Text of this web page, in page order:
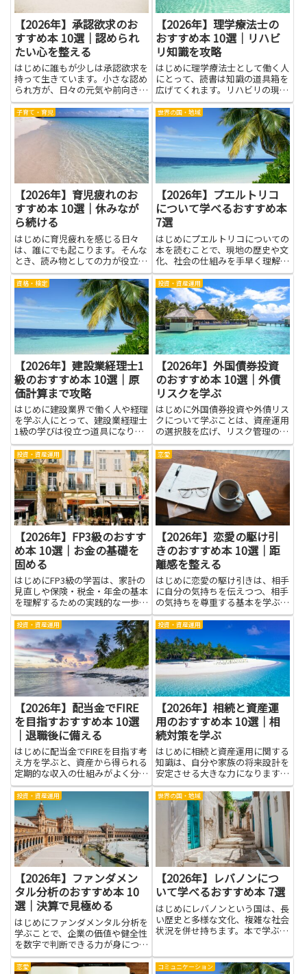
【2026年】承認欲求のお
すすめ本 10選｜認められ
たい心を整える
はじめに誰もが少しは承認欲求を
持って生きています。小さな認め
られ方が、日々の元気や前向きさ
を支え、困ったときの糧にもなり
ます。しかし行き過ぎると、他人
の評価に振り回され心が疲れるこ
とも。そんなとき役立つのが、や
さしく分かりやすい言葉で書か
【2026年】理学療法士の
おすすめ本 10選｜リハビ
リ知識を攻略
はじめに理学療法士として働く人
にとって、読書は知識の道具箱を
広げてくれます。リハビリの現場
では、患者さん一人ひとりの体の
動きや痛みの原因を理解する力が
大切です。本を読むと、長く使え
る基本の考え方や、実際の臨床に
役立つヒントを身につけられま
す...
子育て・育児
【2026年】育児疲れのお
すすめ本 10選｜休みなが
ら続ける
はじめに育児疲れを感じる日々
は、誰にでも起こります。そんな
とき、読み物としての力が役立つ
ことがあります。本を手にとる
と、同じ経験をしている人の気持
ちに寄り添えるし、気分の切り替
え方や少しの工夫を見つけやすく
なります。疲れを無理に押し返す
ので...
世界の国・地域
【2026年】プエルトリコ
について学べるおすすめ本
7選
はじめにプエルトリコについての
本を読むことで、現地の歴史や文
化、社会の仕組みを手早く理解で
きます。旅行前の予習として役立
つだけでなく、音楽や料理、言語
といった日常文化の背景を知るこ
とで現地の人との会話が深まりま
す。政治や経済の基礎を学べ
ば、...
資格・検定
【2026年】建設業経理士1
級のおすすめ本 10選｜原
価計算まで攻略
はじめに建設業界で働く人や経理
を学ぶ人にとって、建設業経理士
1級の学びは役立つ道具になりま
す。原価計算まで攻略する知識
は、予算と実際の工事費をつなぐ
橋のように働きます。この記事
は、資格を目指す人が勉強の計画
を立てやすくするためのヒント
と、学...
投資・資産運用
【2026年】外国債券投資
のおすすめ本 10選｜外債
リスクを学ぶ
はじめに外国債券投資や外債リス
クについて学ぶことは、資産運用
の選択肢を広げ、リスク管理の力
を高める近道です。本を通じて金
利・為替・信用リスクといった基
本概念や、それらが投資収益にど
う影響するかを体系的に学べば、
情報に振り回されにくくなりま
す...
投資・資産運用
【2026年】FP3級のおすす
め本 10選｜お金の基礎を
固める
はじめにFP3級の学習は、家計の
見直しや保険・税金・年金の基本
を理解するための実践的な一歩に
なります。お金の基礎を固めるこ
とで、毎月の支出の優先順位を整
理しやすくなり、不必要な出費を
抑える判断力が身につきます。身
近な制度や用語への抵抗感が薄...
恋愛
【2026年】恋愛の駆け引
きのおすすめ本 10選｜距
離感を整える
はじめに恋愛の駆け引きは、相手
に自分の気持ちを伝えつつ、相手
の気持ちを尊重する基本を学ぶ道
です。練習すると、会話の誤解を
減らし、距離感を整える力が身に
つきます。思いを急かさず相手の
ペースを大切にすることで信頼が
深まり、関係は長く安定しやす
く...
投資・資産運用
【2026年】配当金でFIRE
を目指すおすすめ本 10選
｜退職後に備える
はじめに配当金でFIREを目指す考
え方を学ぶと、資産から得られる
定期的な収入の仕組みがよく分か
るようになります。配当金という
収入源を理解することで、どれだ
けの資産があれば生活費を賄える
か、税金やインフレの影響をどう
織り込むかといった現実的な...
投資・資産運用
【2026年】相続と資産運
用のおすすめ本 10選｜相
続対策を学ぶ
はじめに相続と資産運用に関する
知識は、自分や家族の将来設計を
安定させる大きな力になります。
法律や税の基本、手続きの流れを
理解することで、想定外のトラブ
ルや無駄な費用を避けやすくな
り、資産を次の世代へ円滑に引き
継ぐための判断がしやすくなりま
投資・資産運用
【2026年】ファンダメン
タル分析のおすすめ本 10
選｜決算で見極める
はじめにファンダメンタル分析を
学ぶことで、企業の価値や健全性
を数字で判断できる力が身につき
ます。決算書の読み方や主要指標
の意味を理解すれば、投資判断や
世界の国・地域
【2026年】レバノンにつ
いて学べるおすすめ本 7選
はじめにレバノンという国は、長
い歴史と多様な文化、複雑な社会
状況を併せ持ちます。本で学ぶ
書だけではつかみにくい側面まで
恋愛 コミュニケーション